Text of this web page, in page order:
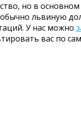
но в основном
львиную
У нас можно
вас по